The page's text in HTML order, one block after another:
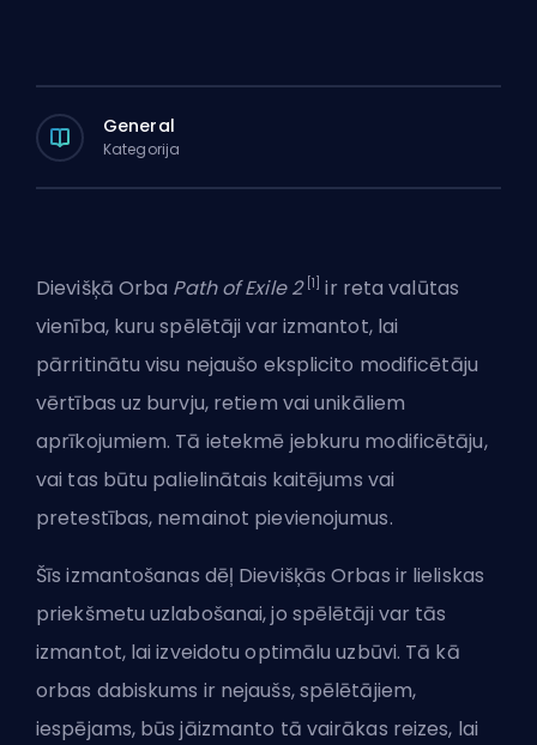
General
Kategorija
Dievišķā Orba Path of Exile 2 [1] ir reta valūtas
vienība, kuru spēlētāji var izmantot, lai
pārritinātu visu nejaušo eksplicito modificētāju
vērtības uz burvju, retiem vai unikāliem
aprīkojumiem. Tā ietekmē jebkuru modificētāju,
vai tas būtu palielinātais kaitējums vai
pretestības, nemainot pievienojumus.
Šīs izmantošanas dēļ Dievišķās Orbas ir lieliskas
priekšmetu uzlabošanai, jo spēlētāji var tās
izmantot, lai izveidotu optimālu uzbūvi. Tā kā
orbas dabiskums ir nejaušs, spēlētājiem,
iespējams, būs jāizmanto tā vairākas reizes, lai